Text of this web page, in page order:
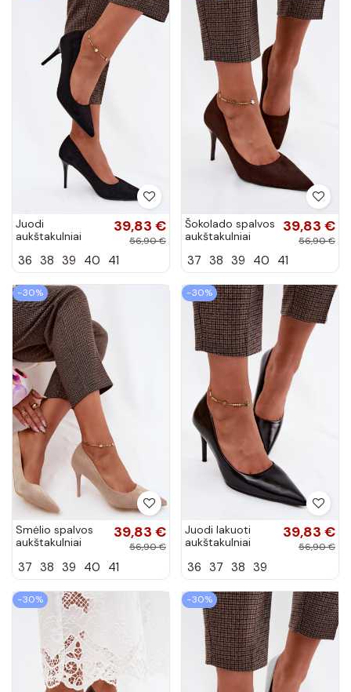
Juodi
aukštakulniai
dirbtinės zomšos
39,83 €
56,90 €
36 38 39 40 41
Šokolado spalvos
aukštakulniai
dirbtinės zomšos
39,83 €
56,90 €
37 38 39 40 41
−30%
Smėlio spalvos
aukštakulniai
dirbtinės zomšos
39,83 €
56,90 €
37 38 39 40 41
−30%
Juodi lakuoti
aukštakulniai
dirbtinės odos
39,83 €
56,90 €
36 37 38 39
−30% −30%